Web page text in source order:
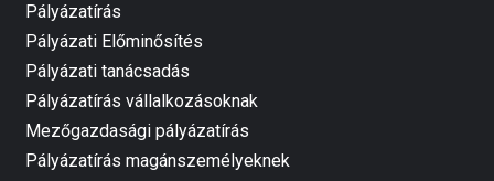
Pályázatírás
Pályázati Előminősítés
Pályázati tanácsadás
Pályázatírás vállalkozásoknak
Mezőgazdasági pályázatírás
Pályázatírás magánszemélyeknek